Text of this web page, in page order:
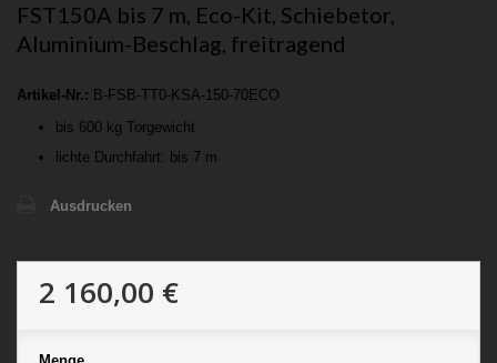
FST150A bis 7 m, Eco-Kit, Schiebetor,
Aluminium-Beschlag, freitragend
Artikel-Nr.: B-FSB-TT0-KSA-150-70ECO
bis 600 kg Torgewicht
lichte Durchfahrt: bis 7 m
Ausdrucken
2 160,00 €